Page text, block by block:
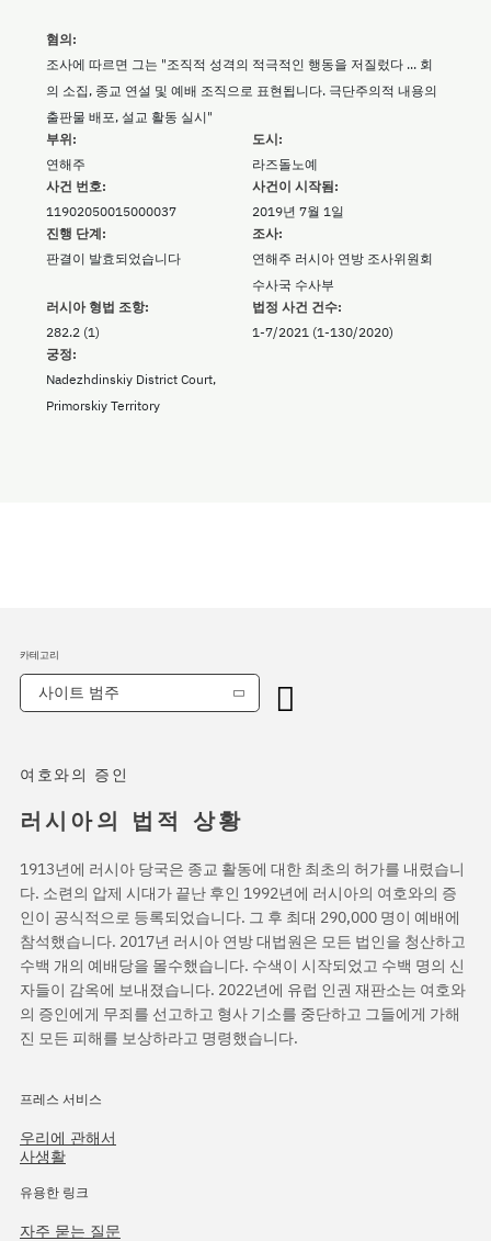
부위:
연해주
도시:
라즈돌노예
혐의:
조사에 따르면 그는 "조직적 성격의 적극적인 행동을 저질렀다 ... 회
의 소집, 종교 연설 및 예배 조직으로 표현됩니다. 극단주의적 내용의
출판물 배포, 설교 활동 실시"
사건 번호:
11902050015000037
사건이 시작됨:
2019년 7월 1일
진행 단계:
판결이 발효되었습니다
조사:
연해주 러시아 연방 조사위원회
수사국 수사부
러시아 형법 조항:
282.2 (1)
법정 사건 건수:
1-7/2021 (1-130/2020)
궁정:
Nadezhdinskiy District Court,
Primorskiy Territory
여호와의 증인
러시아의 법적 상황
1913년에 러시아 당국은 종교 활동에 대한 최초의 허가를 내렸습니
다. 소련의 압제 시대가 끝난 후인 1992년에 러시아의 여호와의 증
인이 공식적으로 등록되었습니다. 그 후 최대 290,000 명이 예배에
참석했습니다. 2017년 러시아 연방 대법원은 모든 법인을 청산하고
수백 개의 예배당을 몰수했습니다. 수색이 시작되었고 수백 명의 신
자들이 감옥에 보내졌습니다. 2022년에 유럽 인권 재판소는 여호와
의 증인에게 무죄를 선고하고 형사 기소를 중단하고 그들에게 가해
진 모든 피해를 보상하라고 명령했습니다.
프레스 서비스
우리에 관해서
사생활
유용한 링크
자주 묻는 질문
카테고리
사이트 범주